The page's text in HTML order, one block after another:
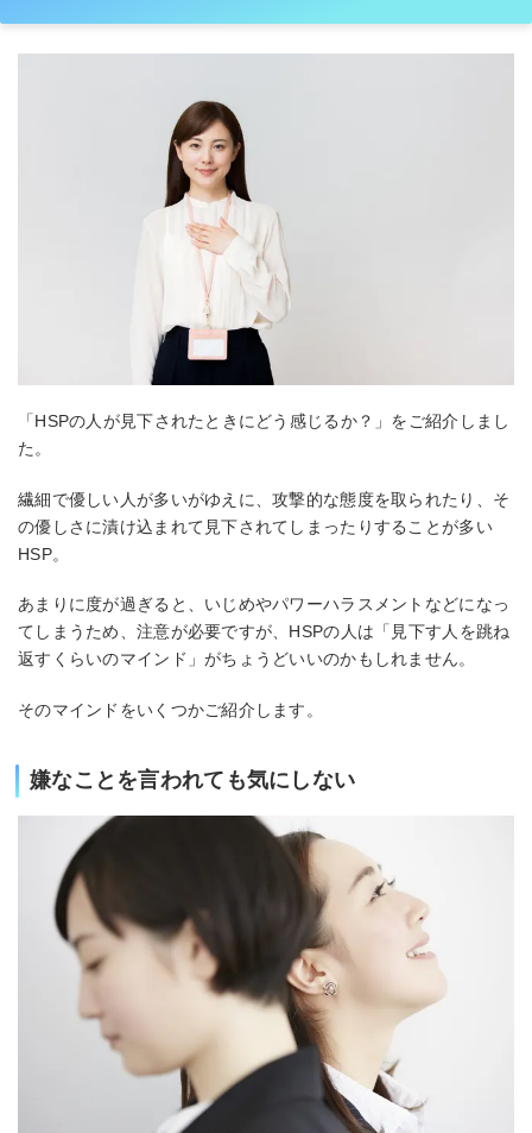
「HSPの人が見下されたときにどう感じるか？」をご紹介しまし
た。
繊細で優しい人が多いがゆえに、攻撃的な態度を取られたり、そ
の優しさに漬け込まれて見下されてしまったりすることが多い
HSP。
あまりに度が過ぎると、いじめやパワーハラスメントなどになっ
てしまうため、注意が必要ですが、HSPの人は「見下す人を跳ね
返すくらいのマインド」がちょうどいいのかもしれません。
そのマインドをいくつかご紹介します。
嫌なことを言われても気にしない